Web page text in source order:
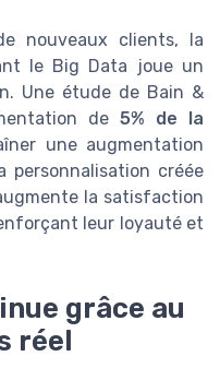
nouveaux clients, la
le Big Data joue un
Une étude de Bain &
de 5% de la
une augmentation
personnalisation créée
la satisfaction
leur loyauté et
grâce au
réel